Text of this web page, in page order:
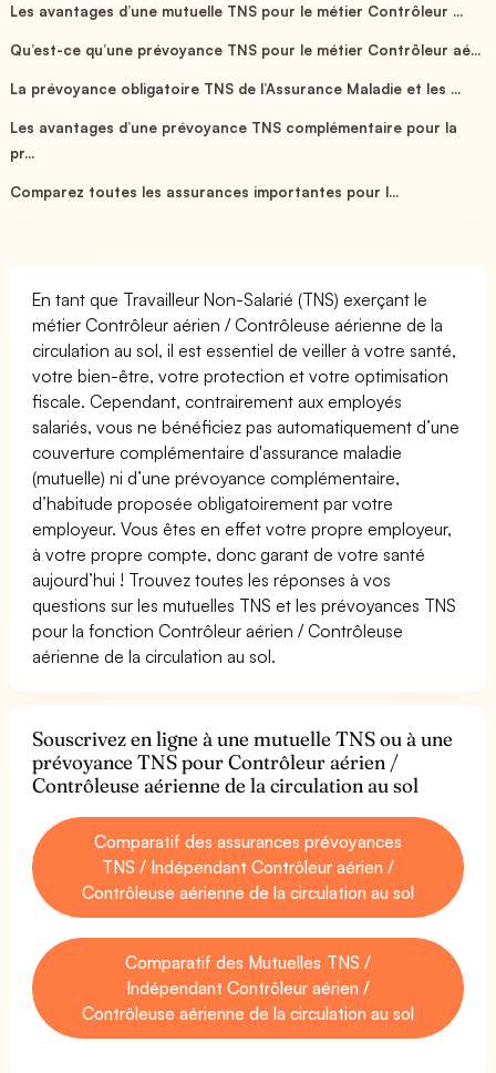
Les avantages d’une mutuelle TNS pour le métier Contrôleur ...
Qu’est-ce qu’une prévoyance TNS pour le métier Contrôleur aé...
La prévoyance obligatoire TNS de l’Assurance Maladie et les ...
Les avantages d’une prévoyance TNS complémentaire pour la
pr...
Comparez toutes les assurances importantes pour l...
En tant que Travailleur Non-Salarié (TNS) exerçant le
métier Contrôleur aérien / Contrôleuse aérienne de la
circulation au sol, il est essentiel de veiller à votre santé,
votre bien-être, votre protection et votre optimisation
fiscale. Cependant, contrairement aux employés
salariés, vous ne bénéficiez pas automatiquement d’une
couverture complémentaire d'assurance maladie
(mutuelle) ni d’une prévoyance complémentaire,
d’habitude proposée obligatoirement par votre
employeur. Vous êtes en effet votre propre employeur,
à votre propre compte, donc garant de votre santé
aujourd’hui ! Trouvez toutes les réponses à vos
questions sur les mutuelles TNS et les prévoyances TNS
pour la fonction Contrôleur aérien / Contrôleuse
aérienne de la circulation au sol.
Souscrivez en ligne à une mutuelle TNS ou à une
prévoyance TNS pour Contrôleur aérien /
Contrôleuse aérienne de la circulation au sol
Comparatif des assurances prévoyances
TNS / Indépendant Contrôleur aérien /
Contrôleuse aérienne de la circulation au sol
Comparatif des Mutuelles TNS /
Indépendant Contrôleur aérien /
Contrôleuse aérienne de la circulation au sol